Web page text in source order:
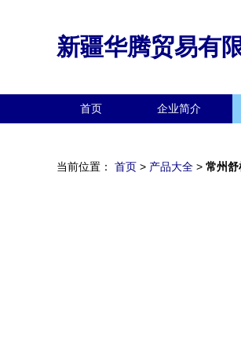
新疆华腾贸易有
首页 企业简介
当前位置： 首页 > 产品大全 > 常州